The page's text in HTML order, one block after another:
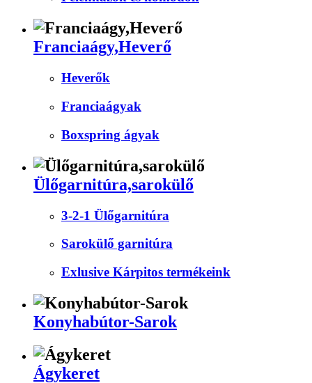
Franciaágy,Heverő
Heverők
Franciaágyak
Boxspring ágyak
Ülőgarnitúra,sarokülő
3-2-1 Ülőgarnitúra
Sarokülő garnitúra
Exlusive Kárpitos termékeink
Konyhabútor-Sarok
Ágykeret